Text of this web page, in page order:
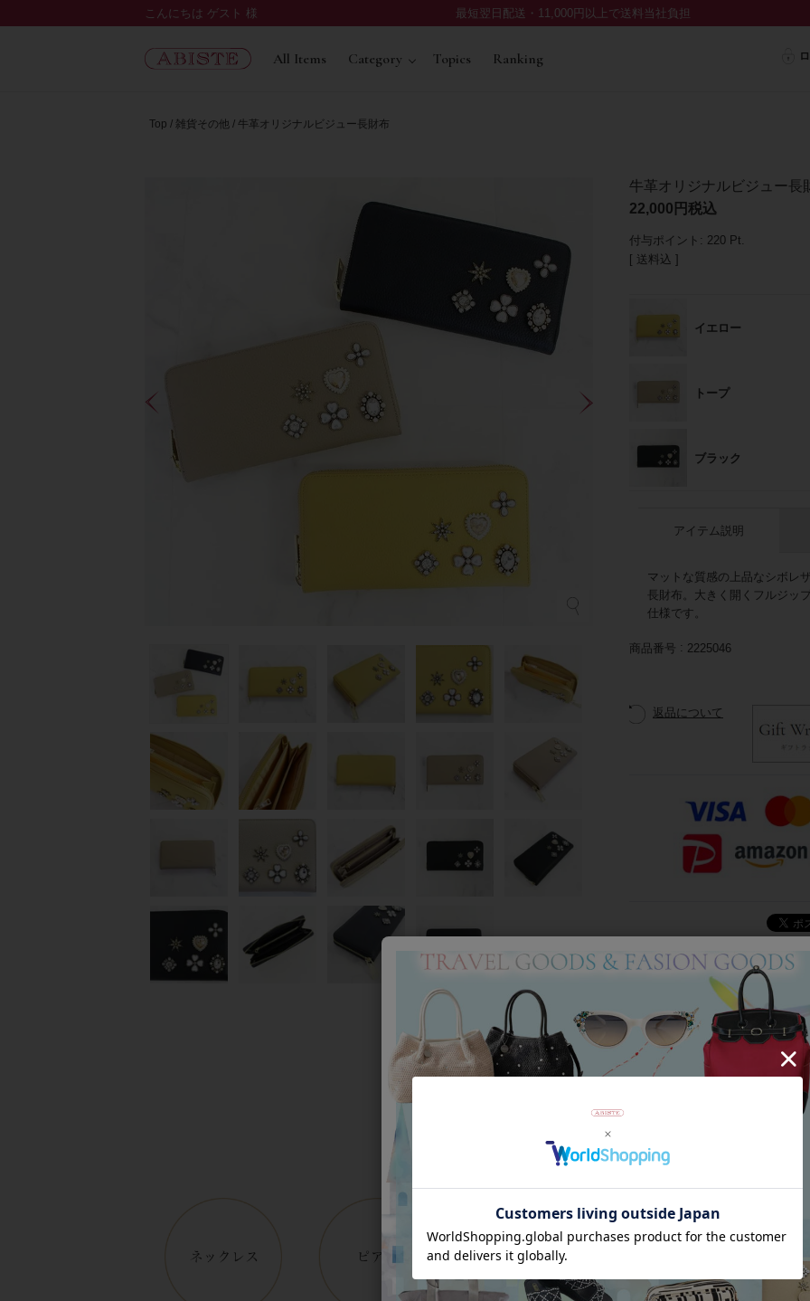
こんにちは ゲスト 様 最短翌日配送・11,000円以上で送料当社負担
All Items Category Topics Ranking
Top 雑貨その他 牛革オリジナルビジュー長財布
牛革オリジナルビジュー長
22,000
税込
付与ポイント: 220 Pt.
送料込
イエロー
トープ
ブラック
アイテム説明
マットな質感の上品なシボレ
長財布。大きく開くフルジッ
仕様です。
商品番号 2225046
返品について
Category
アイテムカテゴリー